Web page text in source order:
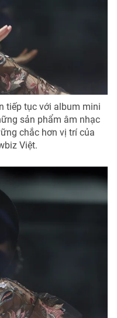
tiếp tục với album mini
sản phẩm âm nhạc
chắc hơn vị trí của
Việt.